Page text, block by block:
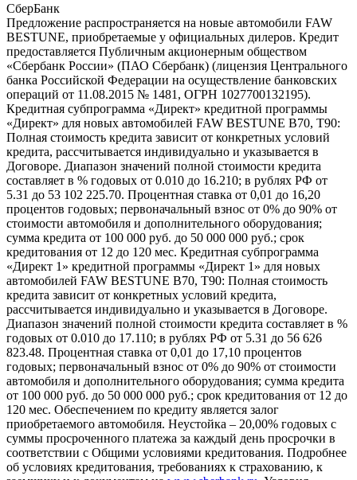
СберБанк
Предложение распространяется на новые автомобили FAW
BESTUNE, приобретаемые у официальных дилеров. Кредит
предоставляется Публичным акционерным обществом
«Сбербанк России» (ПАО Сбербанк) (лицензия Центрального
банка Российской Федерации на осуществление банковских
операций от 11.08.2015 № 1481, ОГРН 1027700132195).
Кредитная субпрограмма «Директ» кредитной программы
«Директ» для новых автомобилей FAW BESTUNE B70, T90:
Полная стоимость кредита зависит от конкретных условий
кредита, рассчитывается индивидуально и указывается в
Договоре. Диапазон значений полной стоимости кредита
составляет в % годовых от 0.010 до 16.210; в рублях РФ от
5.31 до 53 102 225.70. Процентная ставка от 0,01 до 16,20
процентов годовых; первоначальный взнос от 0% до 90% от
стоимости автомобиля и дополнительного оборудования;
сумма кредита от 100 000 руб. до 50 000 000 руб.; срок
кредитования от 12 до 120 мес. Кредитная субпрограмма
«Директ 1» кредитной программы «Директ 1» для новых
автомобилей FAW BESTUNE B70, T90: Полная стоимость
кредита зависит от конкретных условий кредита,
рассчитывается индивидуально и указывается в Договоре.
Диапазон значений полной стоимости кредита составляет в %
годовых от 0.010 до 17.110; в рублях РФ от 5.31 до 56 626
823.48. Процентная ставка от 0,01 до 17,10 процентов
годовых; первоначальный взнос от 0% до 90% от стоимости
автомобиля и дополнительного оборудования; сумма кредита
от 100 000 руб. до 50 000 000 руб.; срок кредитования от 12 до
120 мес. Обеспечением по кредиту является залог
приобретаемого автомобиля. Неустойка – 20,00% годовых с
суммы просроченного платежа за каждый день просрочки в
соответствии с Общими условиями кредитования. Подробнее
об условиях кредитования, требованиях к страхованию, к